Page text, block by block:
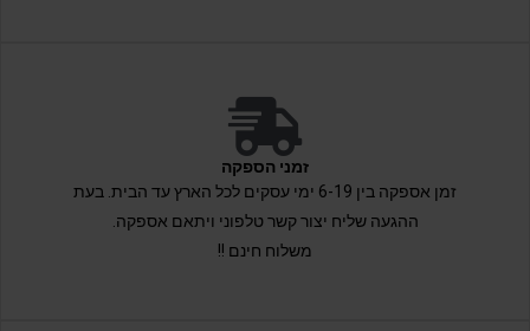
זמני הספקה
זמן אספקה בין 6-19 ימי עסקים לכל הארץ עד הבית. בעת
ההגעה שליח יצור קשר טלפוני ויתאם אספקה.
משלוח חינם !!